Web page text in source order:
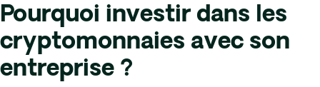
Pourquoi investir dans les
cryptomonnaies avec son
entreprise ?